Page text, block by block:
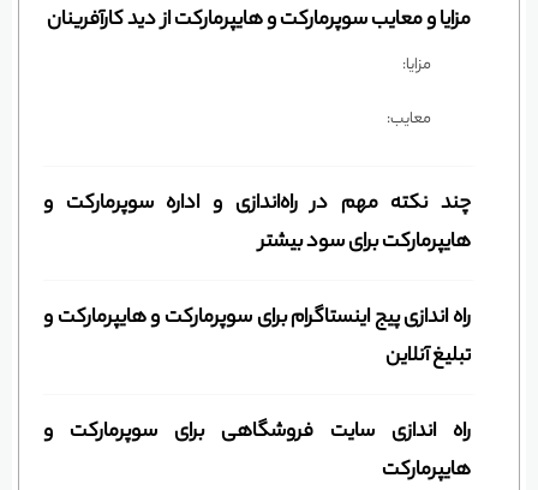
مزایا و معایب سوپرمارکت و هایپرمارکت از دید کارآفرینان
مزایا:
معایب:
چند نکته مهم در راه‌اندازی و اداره سوپرمارکت و
هایپرمارکت برای سود بیشتر
راه اندازی پیج اینستاگرام برای سوپرمارکت و هایپرمارکت و
تبلیغ آنلاین
راه اندازی سایت فروشگاهی برای سوپرمارکت و
هایپرمارکت